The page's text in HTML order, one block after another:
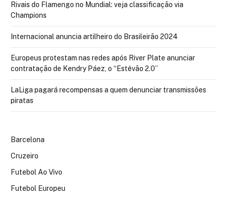
Rivais do Flamengo no Mundial: veja classificação via
Champions
Internacional anuncia artilheiro do Brasileirão 2024
Europeus protestam nas redes após River Plate anunciar
contratação de Kendry Páez, o “Estêvão 2.0”
LaLiga pagará recompensas a quem denunciar transmissões
piratas
Barcelona
Cruzeiro
Futebol Ao Vivo
Futebol Europeu